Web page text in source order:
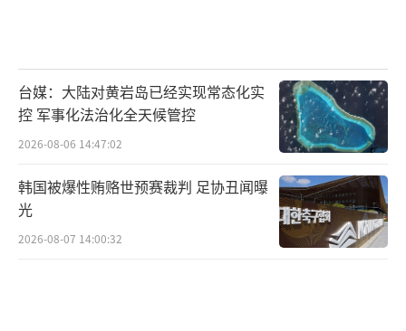
台媒：大陆对黄岩岛已经实现常态化实
控 军事化法治化全天候管控
2026-08-06 14:47:02
韩国被爆性贿赂世预赛裁判 足协丑闻曝
光
2026-08-07 14:00:32